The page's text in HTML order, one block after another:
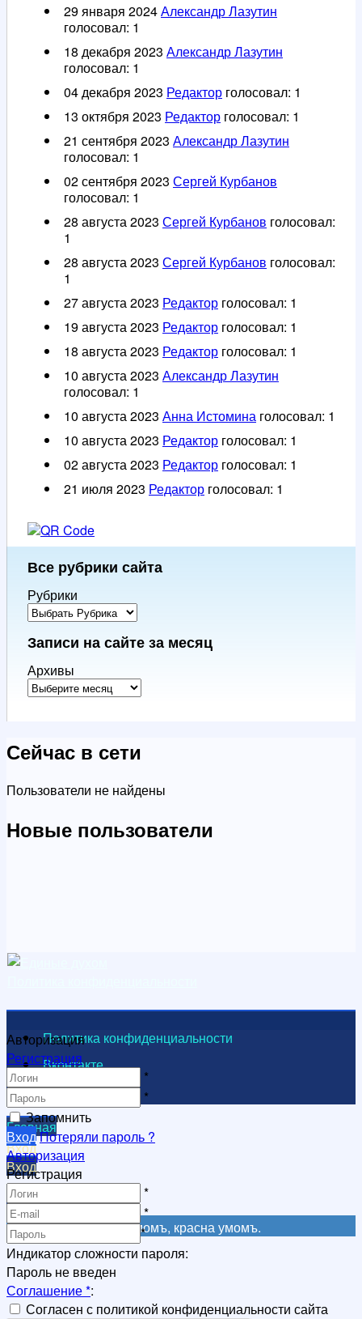
29 января 2024Александр Лазутин
голосовал: 1
18 декабря 2023 Александр Лазутин
голосовал: 1
04 декабря 2023 Редактор голосовал: 1
13 октября 2023 Редактор голосовал: 1
21 сентября 2023 Александр Лазутин
голосовал: 1
02 сентября 2023 Сергей Курбанов
голосовал: 1
28 августа 2023 Сергей Курбанов голосовал:
1
28 августа 2023 Сергей Курбанов голосовал:
1
27 августа 2023 Редактор голосовал: 1
19 августа 2023 Редактор голосовал: 1
18 августа 2023 Редактор голосовал: 1
10 августа 2023 Александр Лазутин
голосовал: 1
10 августа 2023 Анна Истомина голосовал: 1
10 августа 2023 Редактор голосовал: 1
02 августа 2023 Редактор голосовал: 1
21 июля 2023 Редактор голосовал: 1
Все рубрики сайта
Рубрики
Записи на сайте за месяц
Архивы
Сейчас в сети
Пользователи не найдены
Новые пользователи
Политика конфиденциальности
Вконтакте
Видеоканал
Главная
Вход
Вход
Регистрация
Регистрация
Не красна книга письмомъ, красна умомъ.
Авторизация
Регистрация
*
*
Запомнить
ВходПотеряли пароль ?
Авторизация
Регистрация
*
*
*
Индикатор сложности пароля:
Пароль не введен
Соглашение*:
Согласен с политикой конфиденциальности сайта